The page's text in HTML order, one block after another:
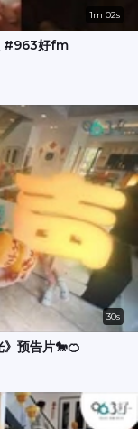
1m 02s
#963好fm
30s
预告片🐎🍊